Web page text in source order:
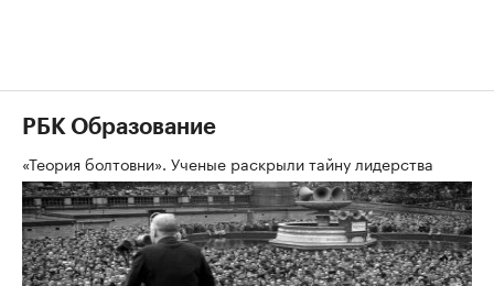
РБК Образование
«Теория болтовни». Ученые раскрыли тайну лидерства